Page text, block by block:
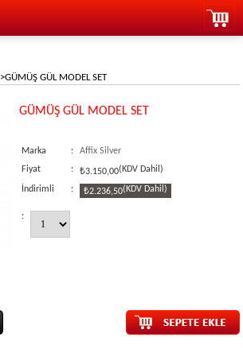
>GÜMÜŞ GÜL MODEL SET
GÜMÜŞ GÜL MODEL SET
Marka :
Affix Silver
Fiyat
: ₺3.150,00(KDV Dahil)
İndirimli : ₺2.236,50(KDV Dahil)
: